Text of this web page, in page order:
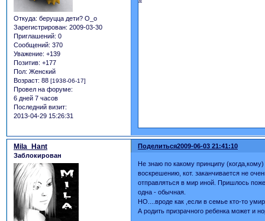
Откуда: беруцца дети? О_о
Зарегистрирован: 2009-03-30
Приглашений: 0
Сообщений: 370
Уважение: +139
Позитив: +177
Пол: Женский
Возраст: 88 [1938-06-17]
Провел на форуме:
6 дней 7 часов
Последний визит:
2013-04-29 15:26:31
Поделиться2009-06-03 21:41:10
Mila_Hant
Заблокирован
Не знаю по какому принципу
воскрешению, кот. заканчивается не
отправляться в мир иной. Пришлось
одна - обычная.
НО....вроде как ,если в семье кто-то
А родить призрачного ребенка может и